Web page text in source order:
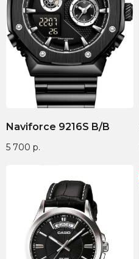
Naviforce 9216S B/B
5 700 р.